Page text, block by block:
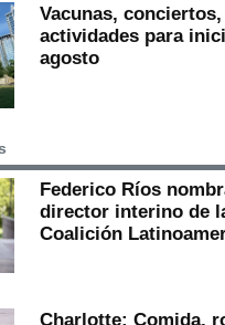
Vacunas,
actividades para
agosto
Federico Ríos
director interino de
Coalición
Charlotte: Comida,